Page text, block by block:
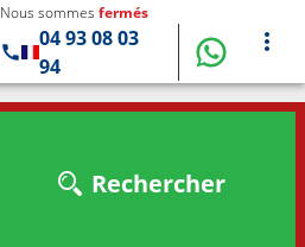
Nous sommes fermés
04 93 08 03
94
Rechercher